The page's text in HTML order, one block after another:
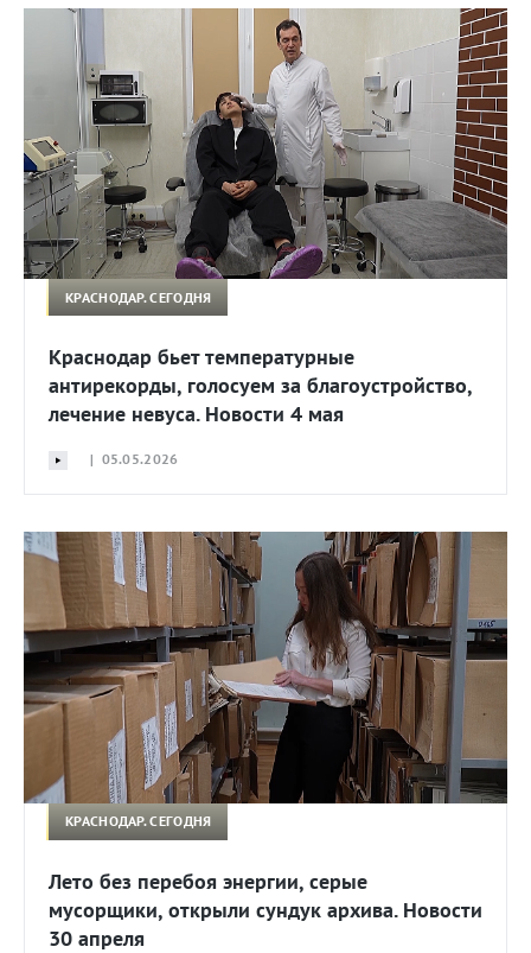
КРАСНОДАР. СЕГОДНЯ
Краснодар бьет температурные
антирекорды, голосуем за благоустройство,
лечение невуса. Новости 4 мая
| 05.05.2026
КРАСНОДАР. СЕГОДНЯ
Лето без перебоя энергии, серые
мусорщики, открыли сундук архива. Новости
30 апреля